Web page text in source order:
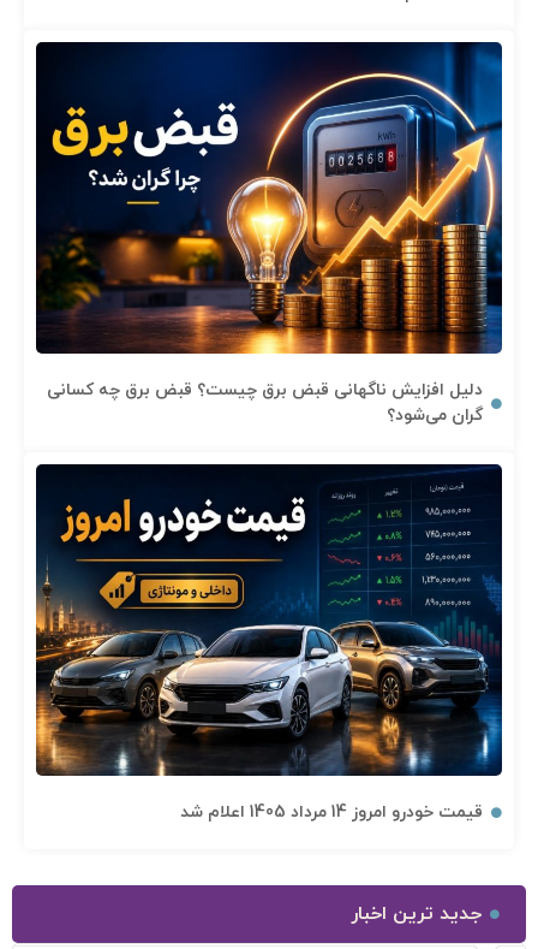
دلیل افزایش ناگهانی قبض برق چیست؟ قبض برق چه کسانی
گران می‌شود؟
قیمت خودرو امروز 14 مرداد 1405 اعلام شد
جدید ترین اخبار